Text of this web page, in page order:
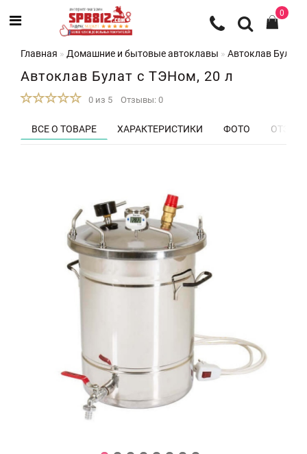
0
Главная Домашние и бытовые автоклавы Автоклав Булат
Автоклав Булат с ТЭНом, 20 л
0 из 5 Отзывы: 0
ВСЕ О ТОВАРЕ ХАРАКТЕРИСТИКИ ФОТО